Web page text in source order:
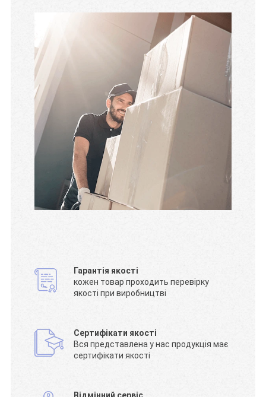
Гарантія якості
кожен товар проходить перевірку
якості при виробництві
Сертифікати якості
Вся представлена у нас продукція має
сертифікати якості